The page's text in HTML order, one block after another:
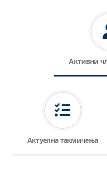
Активни
Актуелна такмичења